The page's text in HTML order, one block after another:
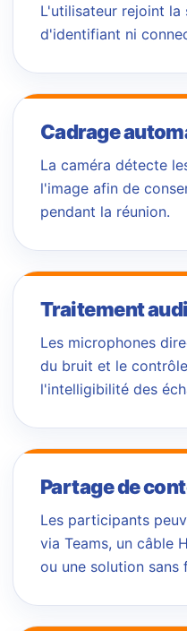
L'utilisateur rejoint la
d'identifiant ni
Cadrage
La caméra détecte
l'image afin de
pendant la réunion.
Traitement
Les microphones
du bruit et le
l'intelligibilité des
Partage de
Les participants
via Teams, un câble
ou une solution sans